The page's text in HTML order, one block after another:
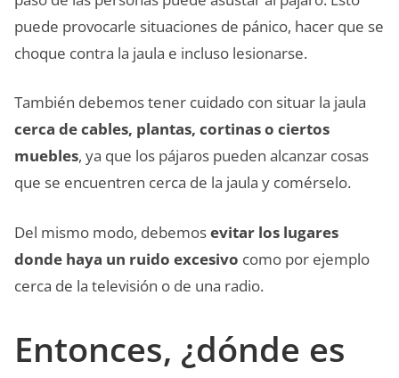
puede provocarle situaciones de pánico, hacer que se
choque contra la jaula e incluso lesionarse.
También debemos tener cuidado con situar la jaula
cerca de cables, plantas, cortinas o ciertos
muebles, ya que los pájaros pueden alcanzar cosas
que se encuentren cerca de la jaula y comérselo.
Del mismo modo, debemosevitar los lugares
donde haya un ruido excesivo como por ejemplo
cerca de la televisión o de una radio.
Entonces, ¿dónde es